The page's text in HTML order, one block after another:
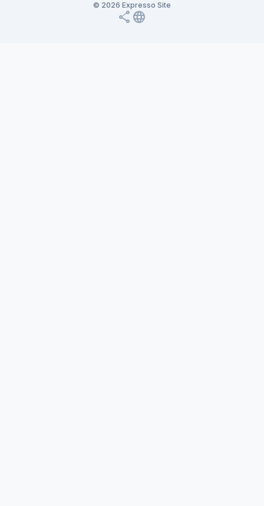
© 2026 Expresso Site
share language